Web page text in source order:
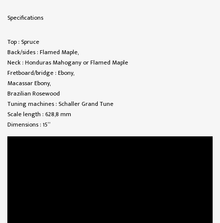
Specifications
Top : Spruce
Back/sides : Flamed Maple,
Neck : Honduras Mahogany or Flamed Maple
Fretboard/bridge : Ebony,
Macassar Ebony,
Brazilian Rosewood
Tuning machines : Schaller Grand Tune
Scale length : 628,8 mm
Dimensions : 15”